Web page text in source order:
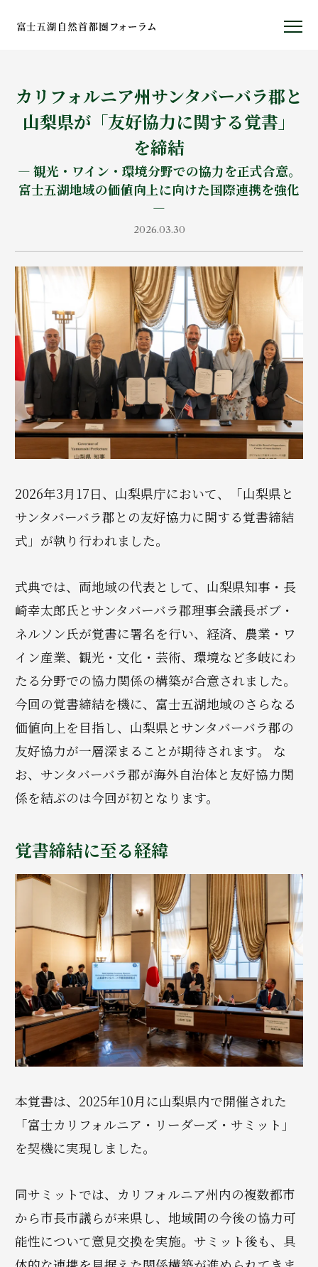
富士五湖ヤング・アーティスト・
コンソーシアム
カリフォルニア州サンタバーバラ郡と
山梨県が「友好協力に関する覚書」
を締結
― 観光・ワイン・環境分野での協力を正式合意。
富士五湖地域の価値向上に向けた国際連携を強化
―
2026.03.30
2026年3月17日、山梨県庁において、「山梨県と
サンタバーバラ郡との友好協力に関する覚書締結
式」が執り行われました。
式典では、両地域の代表として、山梨県知事・長
崎幸太郎氏とサンタバーバラ郡理事会議長ボブ・
ネルソン氏が覚書に署名を行い、経済、農業・ワ
イン産業、観光・文化・芸術、環境など多岐にわ
たる分野での協力関係の構築が合意されました。
今回の覚書締結を機に、富士五湖地域のさらなる
価値向上を目指し、山梨県とサンタバーバラ郡の
友好協力が一層深まることが期待されます。 な
お、サンタバーバラ郡が海外自治体と友好協力関
係を結ぶのは今回が初となります。
覚書締結に至る経緯
本覚書は、2025年10月に山梨県内で開催された
「富士カリフォルニア・リーダーズ・サミット」
を契機に実現しました。
同サミットでは、カリフォルニア州内の複数都市
から市長市議らが来県し、地域間の今後の協力可
能性について意見交換を実施。サミット後も、具